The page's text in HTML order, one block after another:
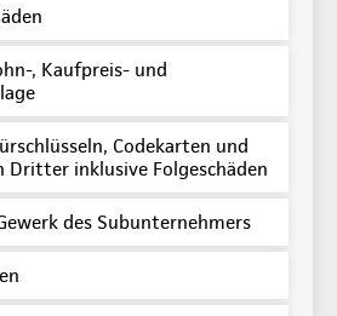
, Kaufpreis- und
Codekarten und
Dritter inklusive Folgeschäden
des Subunternehmers